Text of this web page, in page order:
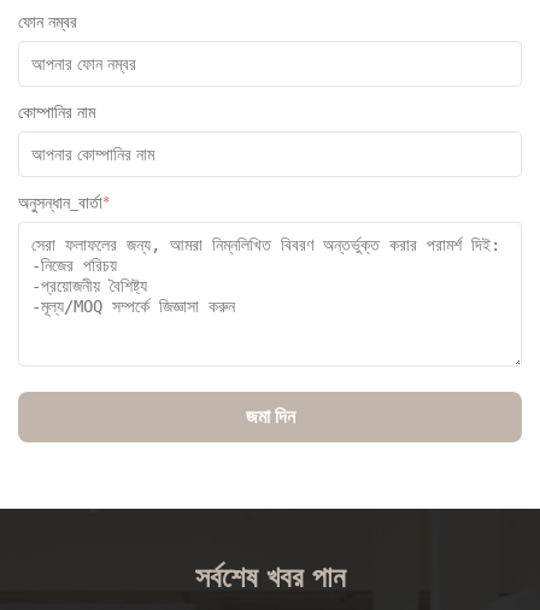
ফোন নম্বর
কোম্পানির নাম
অনুসন্ধান_বার্তা*
জমা দিন
সর্বশেষ খবর পান